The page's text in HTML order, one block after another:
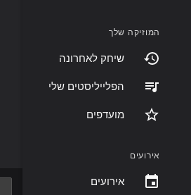
המוזיקה שלך
שיחק לאחרונה
הפלייליסטים שלי
מועדפים
אירועים
אירועים